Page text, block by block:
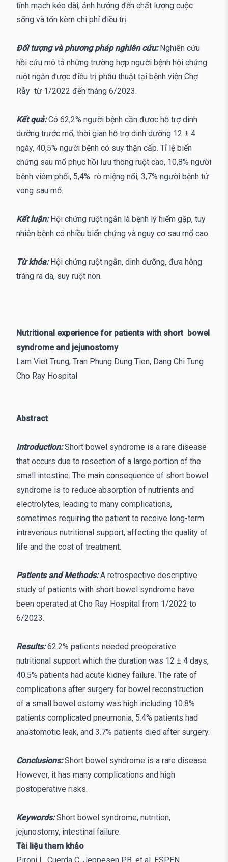
tĩnh mạch kéo dài, ảnh hưởng đến chất lượng cuộc
sống và tốn kèm chi phí điều trị.
Đối tượng và phương pháp nghiên cứu: Nghiên cứu
hồi cứu mô tả những trường hợp người bệnh hội chứng
ruột ngắn được điều trị phẫu thuật tại bệnh viện Chợ
Rẫy từ 1/2022 đến tháng 6/2023.
Kết quả: Có 62,2% người bệnh cần được hỗ trợ dinh
dưỡng trước mổ, thời gian hỗ trợ dinh dưỡng 12 ± 4
ngày, 40,5% người bệnh có suy thận cấp. Tỉ lệ biến
chứng sau mổ phục hồi lưu thông ruột cao, 10,8% người
bệnh viêm phổi, 5,4% rò miệng nối, 3,7% người bệnh tử
vong sau mổ.
Kết luận: Hội chứng ruột ngắn là bệnh lý hiếm gặp, tuy
nhiên bệnh có nhiều biến chứng và nguy cơ sau mổ cao.
Từ khóa: Hội chứng ruột ngắn, dinh dưỡng, đưa hỗng
tràng ra da, suy ruột non.
Nutritional experience for patients with short bowel
syndrome and jejunostomy
Lam Viet Trung, Tran Phung Dung Tien, Dang Chi Tung
Cho Ray Hospital
Abstract
Introduction: Short bowel syndrome is a rare disease
that occurs due to resection of a large portion of the
small intestine. The main consequence of short bowel
syndrome is to reduce absorption of nutrients and
electrolytes, leading to many complications,
sometimes requiring the patient to receive long-term
intravenous nutritional support, affecting the quality of
life and the cost of treatment.
Patients and Methods: A retrospective descriptive
study of patients with short bowel syndrome have
been operated at Cho Ray Hospital from 1/2022 to
6/2023.
Results: 62.2% patients needed preoperative
nutritional support which the duration was 12 ± 4 days,
40.5% patients had acute kidney failure. The rate of
complications after surgery for bowel reconstruction
of a small bowel ostomy was high including 10.8%
patients complicated pneumonia, 5.4% patients had
anastomotic leak, and 3.7% patients died after surgery.
Conclusions: Short bowel syndrome is a rare disease.
However, it has many complications and high
postoperative risks.
Keywords: Short bowel syndrome, nutrition,
jejunostomy, intestinal failure.
Tài liệu tham khảo